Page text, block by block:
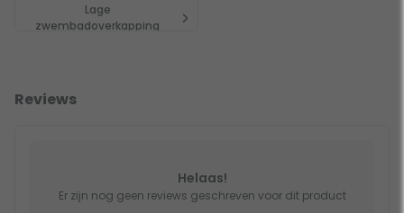
Lage
zwembadoverkapping
Reviews
Helaas!
Er zijn nog geen reviews geschreven voor dit product